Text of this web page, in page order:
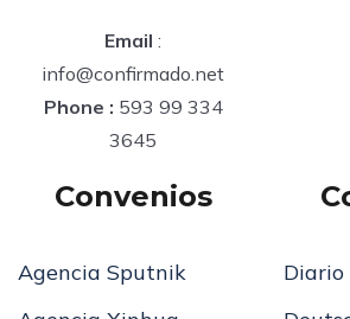
Email :
info@confirmado.net
Phone : 593 99 334
3645
Convenios
Agencia Sputnik
Diario